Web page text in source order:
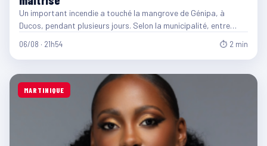
Un important incendie a touché la mangrove de Génipa, à
Ducos, pendant plusieurs jours. Selon la municipalité, entre…
06/08 · 21h54 ⏱ 2 min
MARTINIQUE